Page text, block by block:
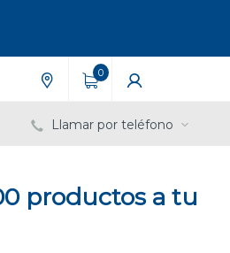
0
Llamar por teléfono
productos a tu